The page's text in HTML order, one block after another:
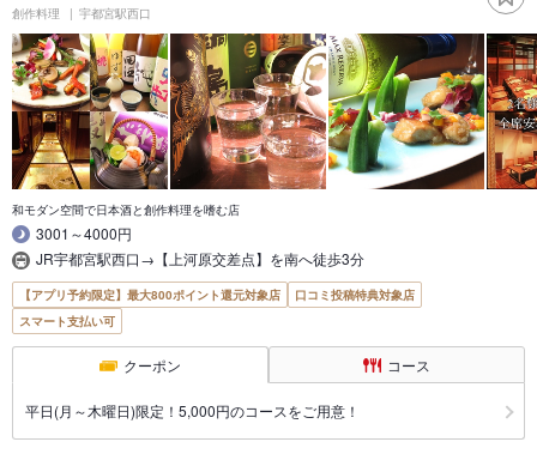
創作料理 宇都宮駅西口
和モダン空間で日本酒と創作料理を嗜む店
3001～4000円
JR宇都宮駅西口→【上河原交差点】を南へ徒歩3分
【アプリ予約限定】最大800ポイント還元対象店
口コミ投稿特典対象店
スマート支払い可
クーポン コース
平日(月～木曜日)限定！5,000円のコースをご用意！